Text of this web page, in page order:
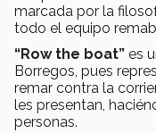
marcada por la
todo el equipo
“Row the boat” es
Borregos, pues
remar contra la
les presentan,
personas.